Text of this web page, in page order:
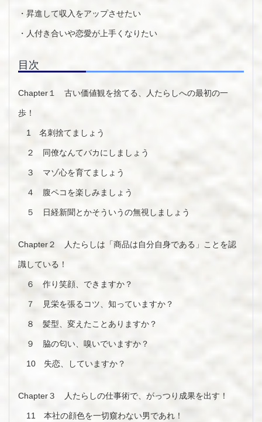
・昇進して収入をアップさせたい
・人付き合いや恋愛が上手くなりたい
目次
Chapter１ 古い価値観を捨てる、人たらしへの最初の一
歩！
1 名刺捨てましょう
２ 同僚なんてバカにしましょう
３ マゾ心を育てましょう
４ 腹ペコを楽しみましょう
５ 日経新聞とかそういうの無視しましょう
Chapter２ 人たらしは「商品は自分自身である」ことを認
識している！
６ 作り笑顔、できますか？
７ 見栄を張るコツ、知っていますか？
８ 髪型、変えたことありますか？
９ 脇の匂い、嗅いでいますか？
10 失恋、していますか？
Chapter３ 人たらしの仕事術で、がっつり成果を出す！
11 本社の顔色を一切窺わない男であれ！